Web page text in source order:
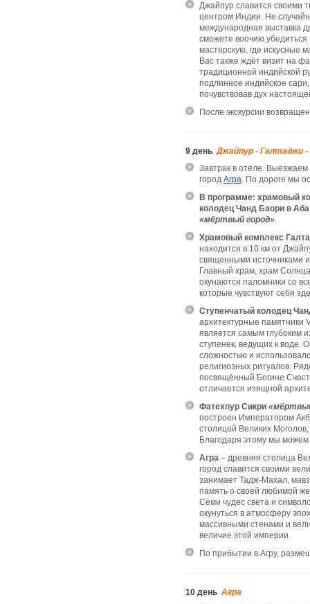
Джайпур славится своими
центром Индии. Не
международная выставка
сможете воочию
мастерскую, где искусные
Вас также ждёт визит на
традиционной индийской
подлинное индийское
почувствовав дух
После экскурсии
9 день Джайпур - Галтаджи -
Завтрак в отеле.
город Агра. По дороге мы
В программе: храмовый
колодец Чанд Баори в
«мёртвый город».
Храмовый комплекс
находится в 10 км от
священными источниками
Главный храм, храм
окунаются паломники со
которые чувствуют себя
Ступенчатый колодец
архитектурные памятники
является самым глубоким
ступенек, ведущих к воде.
сложностью и
религиозных ритуалов.
посвящённый Богине
отличается изящной
Фатехпур Сикри
построен Императором
столицей Великих
Благодаря этому мы можем
Агра – древняя столица
город славится своими
занимает Тадж-Махал,
память о своей любимой
Семи чудес света и
окунуться в атмосферу
массивными стенами и
величие этой империи.
По прибытии в Агру,
10 день Агра